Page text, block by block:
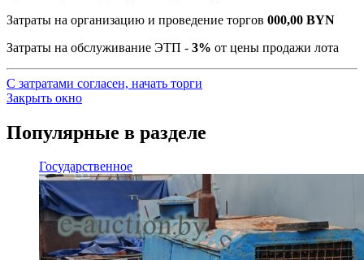
Затраты на организацию и проведение торгов 000,00 BYN
Затраты на обслуживание ЭТП - 3% от цены продажи лота
С затратами согласен, начать торги
Закрыть окно
Популярные в разделе
Государственное